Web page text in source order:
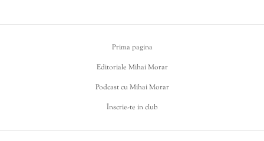
Prima pagina
Editoriale Mihai Morar
Podcast cu Mihai Morar
Înscrie-te in club